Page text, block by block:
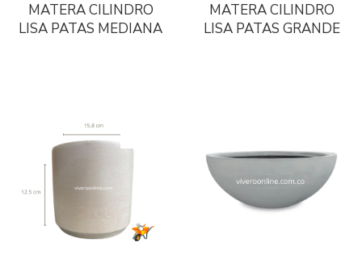
MATERA CILINDRO
LISA PATAS MEDIANA
MATERA CILINDRO
LISA PATAS GRANDE